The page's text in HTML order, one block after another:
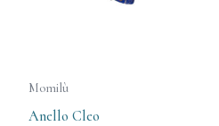
Momilù
Anello Cleo